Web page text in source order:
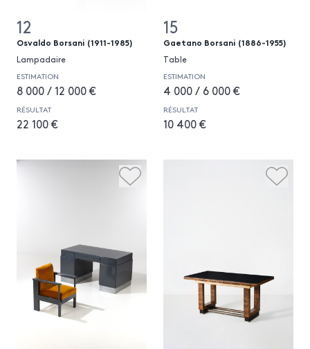
12
Osvaldo Borsani (1911-1985)
Lampadaire
ESTIMATION
8 000 / 12 000 €
RÉSULTAT
22 100 €
15
Gaetano Borsani (1886-1955)
Table
ESTIMATION
4 000 / 6 000 €
RÉSULTAT
10 400 €